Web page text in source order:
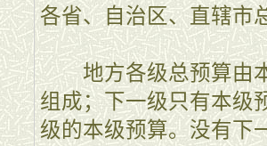
各省、自治区、直辖市
地方各级总预算由本
组成；下一级只有本级
级的本级预算。没有下